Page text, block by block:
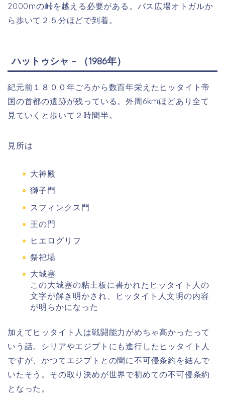
2000mの峠を越える必要がある。バス広場オトガルか
ら歩いて２５分ほどで到着。
ハットゥシャ – （1986年）
紀元前１８００年ごろから数百年栄えたヒッタイト帝
国の首都の遺跡が残っている。外周6kmほどあり全て
見ていくと歩いて２時間半。
見所は
大神殿
獅子門
スフィンクス門
王の門
ヒエログリフ
祭祀場
大城塞
この大城塞の粘土板に書かれたヒッタイト人の
文字が解き明かされ、ヒッタイト人文明の内容
が明らかになった
加えてヒッタイト人は戦闘能力がめちゃ高かったって
いう話。シリアやエジプトにも進行したヒッタイト人
ですが、かつてエジプトとの間に不可侵条約を結んで
いたそう。その取り決めが世界で初めての不可侵条約
となった。